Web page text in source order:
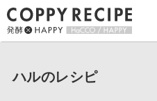
ハルのレシピ